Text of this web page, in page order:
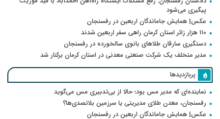
پیگیری می‌شود
عکس| همایش جاماندگان اربعین در رفسنجان
۱۱۰ هزار زائر استان کرمان راهی سفر اربعین شدند
دستگیری سارقان طلاهای بانوی سالخورده در رفسنجان
مدیر متخلف یک شرکت صنعتی معدنی در استان کرمان برکنار شد
پربازدیدها
نماینده‌ای که مدیر مس بود؛ حالا از بی‌تدبیری مس می‌گوید
رفسنجان، معدن طلای مدیریتی یا سرزمین بلاتصدی‌ها؟
عکس| همایش جاماندگان اربعین در رفسنجان